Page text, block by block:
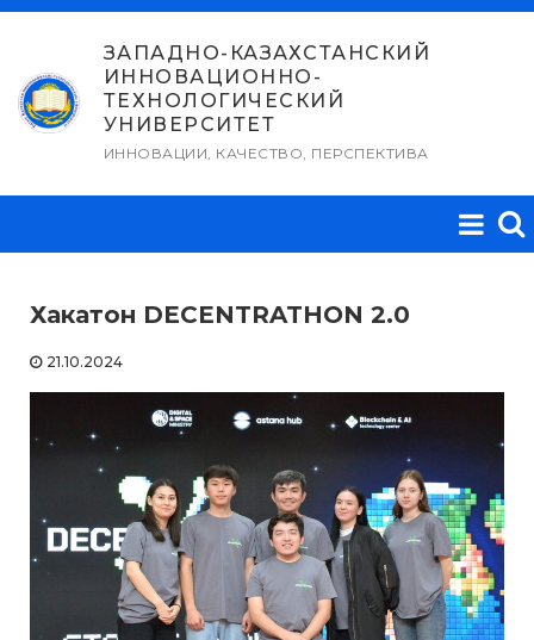
Перейти
содержимому
ЗАПАДНО-КАЗАХСТАНСКИЙ
ИННОВАЦИОННО-
ТЕХНОЛОГИЧЕСКИЙ
УНИВЕРСИТЕТ
ИННОВАЦИИ, КАЧЕСТВО, ПЕРСПЕКТИВА
Хакатон DECENTRATHON 2.0
21.10.2024